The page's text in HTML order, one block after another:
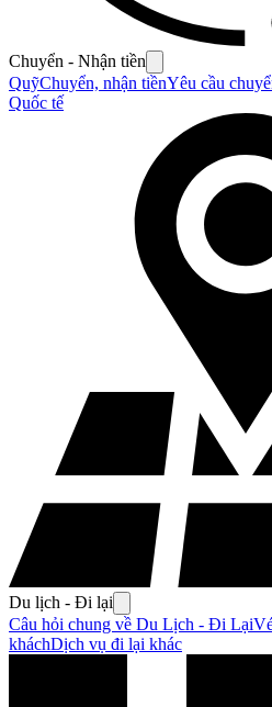
Chuyển - Nhận tiền
QuỹChuyển, nhận tiềnYêu cầu
Quốc tế
Du lịch - Đi lại
Câu hỏi chung về Du Lịch - Đi Lại
kháchDịch vụ đi lại khác